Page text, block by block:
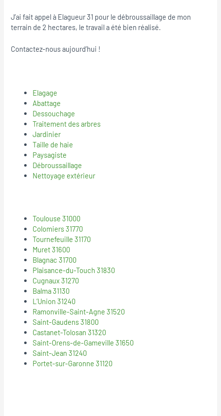
J’ai fait appel à Elagueur 31 pour le débroussaillage de mon
terrain de 2 hectares, le travail a été bien réalisé.
Contactez-nous aujourd’hui !
Elagage
Abattage
Dessouchage
Traitement des arbres
Jardinier
Taille de haie
Paysagiste
Débroussaillage
Nettoyage extérieur
Toulouse 31000
Colomiers 31770
Tournefeuille 31170
Muret 31600
Blagnac 31700
Plaisance-du-Touch 31830
Cugnaux 31270
Balma 31130
L’Union 31240
Ramonville-Saint-Agne 31520
Saint-Gaudens 31800
Castanet-Tolosan 31320
Saint-Orens-de-Gameville 31650
Saint-Jean 31240
Portet-sur-Garonne 31120